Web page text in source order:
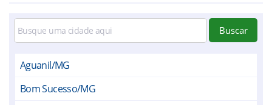
Buscar
Aguanil/MG
Bom Sucesso/MG